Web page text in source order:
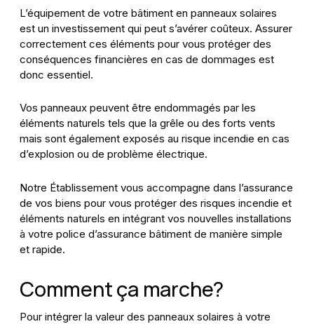
L’équipement de votre bâtiment en panneaux solaires
est un investissement qui peut s’avérer coûteux. Assurer
correctement ces éléments pour vous protéger des
conséquences financières en cas de dommages est
donc essentiel.
Vos panneaux peuvent être endommagés par les
éléments naturels tels que la grêle ou des forts vents
mais sont également exposés au risque incendie en cas
d’explosion ou de problème électrique.
Notre Établissement vous accompagne dans l’assurance
de vos biens pour vous protéger des risques incendie et
éléments naturels en intégrant vos nouvelles installations
à votre police d’assurance bâtiment de manière simple
et rapide.
Comment ça marche?
Pour intégrer la valeur des panneaux solaires à votre